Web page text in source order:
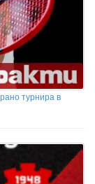
турнира в